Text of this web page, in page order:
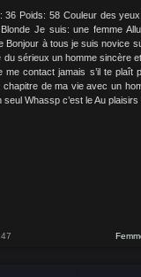
36 Poids: 58 Couleur des
Je suis: une femme
Bonjour à tous je suis novice
sérieux un homme sincère
me contact jamais s’il te plaît
de ma vie avec un
seul Whassp c’est le Au